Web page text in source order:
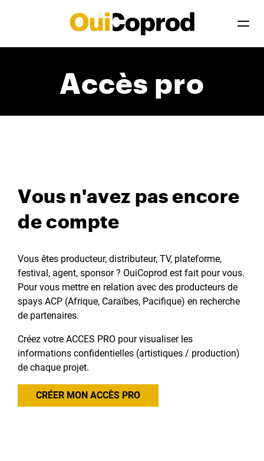
Accès pro
Vous n'avez pas encore
de compte
Vous êtes producteur, distributeur, TV, plateforme,
festival, agent, sponsor ? OuiCoprod est fait pour vous.
Pour vous mettre en relation avec des producteurs de
spays ACP (Afrique, Caraïbes, Pacifique) en recherche
de partenaires.
Créez votre ACCES PRO pour visualiser les
informations confidentielles (artistiques / production)
de chaque projet.
CRÉER MON ACCÈS PRO